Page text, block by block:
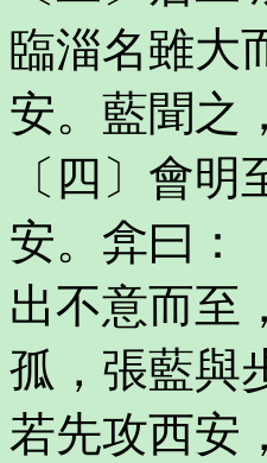
臨淄名雖大
安。藍聞之
〔四〕會
安。弇曰：
出不意而至
孤，張藍與
若先攻西安